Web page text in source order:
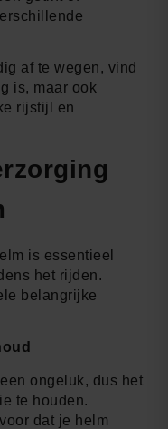
af te wegen, vind
is, maar ook
rijstijl en
is essentieel
het rijden.
belangrijke
ongeluk, dus het
te houden.
dat je helm